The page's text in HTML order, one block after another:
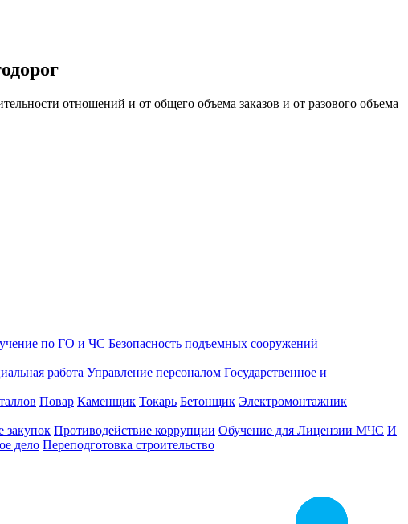
отношений и от общего объема заказов и от разового объема
по ГО и ЧС Безопасность подъемных сооружений
работа Управление персоналом Государственное и
Повар Каменщик Токарь Бетонщик Электромонтажник
закупок Противодействие коррупции Обучение для Лицензии МЧС И
дело Переподготовка строительство
Заказать